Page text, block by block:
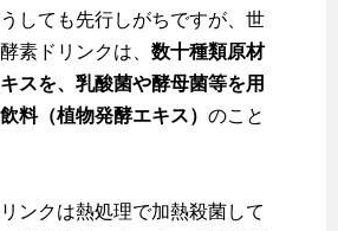
しても先行しがちですが、世
素ドリンクは、 数十種類原材
スを、乳酸菌や酵母菌等を用
料（植物発酵エキス） のこと
ンクは熱処理で加熱殺菌して